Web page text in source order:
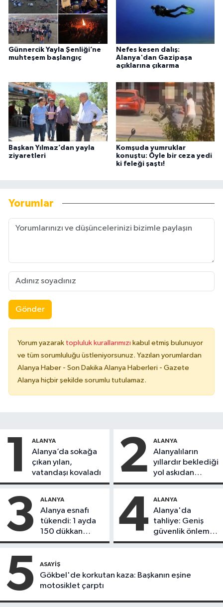
Günnercik Yayla Şenliği’ne
muhteşem başlangıç
Nefes kesen dalış:
Alanya'dan Gazipaşa
açıklarına çıkarma
Başkan Yılmaz’dan yayla
ziyaretleri
Komşuda yumruklar
konuştu: Öyle bir ceza yedi
ki feleği şaştı!
Yorumlar
Gönder
Yorum yazarak topluluk kurallarımızı kabul etmiş bulunuyor
ve tüm sorumluluğu üstleniyorsunuz. Yazılan yorumlardan
Alanya Haber - Son Dakika Alanya Haberleri - Gazete
Alanya hiçbir şekilde sorumlu tutulamaz.
1 ALANYA
Alanya’da sokağa
çıkan yılan,
vatandaşı kovaladı
2 ALANYA
Alanyalıların
yıllardır beklediği
yol askıdan
döndü
3 ALANYA
Alanya esnafı
tükendi: 1 ayda
150 dükkan
kapandı
4 ALANYA
Alanya'da
tahliye: Geniş
güvenlik önlemi
alındı
5 ASAYIŞ
Gökbel'de korkutan kaza: Başkanın eşine
motosiklet çarptı